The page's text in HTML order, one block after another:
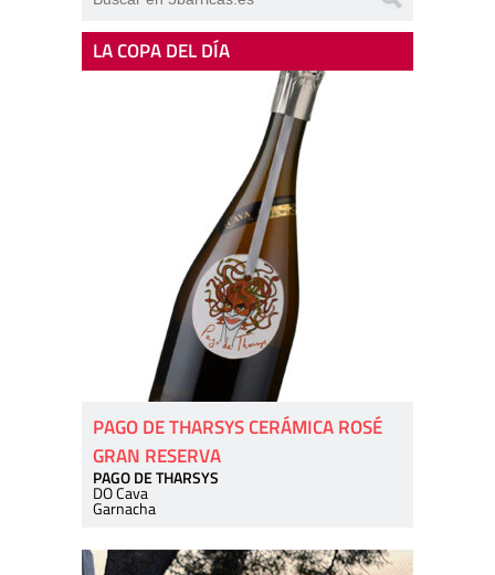
LA COPA DEL DÍA
PAGO DE THARSYS CERÁMICA ROSÉ
GRAN RESERVA
PAGO DE THARSYS
DO Cava
Garnacha